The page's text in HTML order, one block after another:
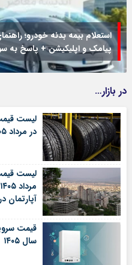
استعلام بیمه بدنه خودرو؛
پیامک و اپلیکیشن + پاسخ به
در بازار…
لیست
در مرداد ۱۴۰۵
لیست
قیمت
سال ۱۴۰۵